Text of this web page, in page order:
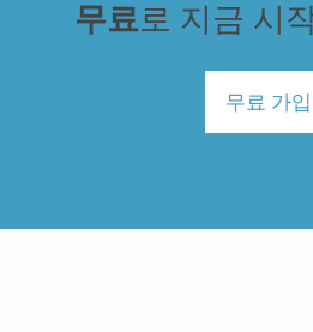
무료로 지금 시
무료 가입